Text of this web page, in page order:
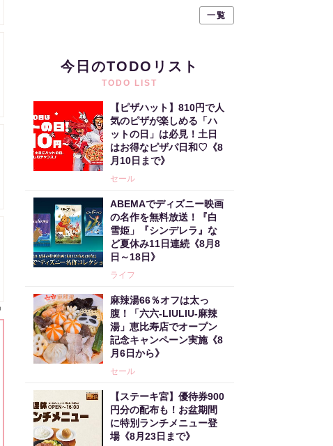
一覧
今日のTODOリスト
TODO LIST
【ピザハット】810円で人
気のピザが楽しめる「ハ
ットの日」は必見！土日
はお得なピザパ日和♡《8
月10日まで》
セール
ABEMAでディズニー映画
の名作を無料放送！『白
雪姫」『シンデレラ』な
ど夏休み11日連続《8月8
日～18日》
ライフ
麻辣湯66％オフは太っ
腹！「六六-LIULIU-麻辣
湯」恵比寿店でオープン
記念キャンペーン実施《8
月6日から》
セール
【ステーキ宮】優待券900
円分の配布も！お盆期間
に特別ランチメニュー登
場《8月23日まで》